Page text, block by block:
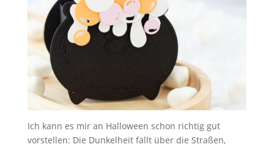
Ich kann es mir an Halloween schon richtig gut
vorstellen: Die Dunkelheit fällt über die Straßen,